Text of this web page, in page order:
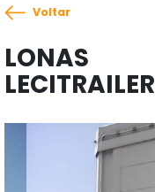
Voltar
LONAS
LECITRAILER